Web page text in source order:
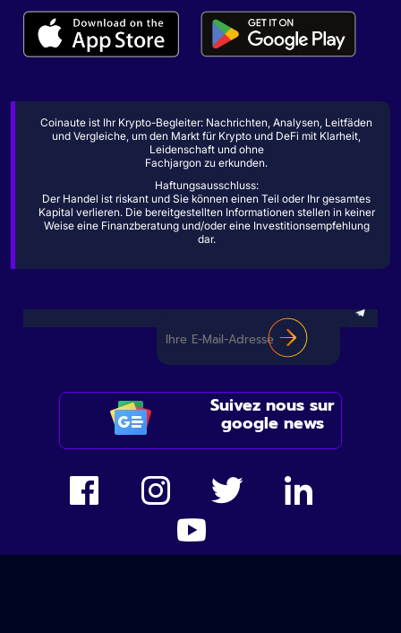
Coinaute ist Ihr Krypto-Begleiter: Nachrichten, Analysen, Leitfäden
und Vergleiche, um den Markt für Krypto und DeFi mit Klarheit,
Leidenschaft und ohne
Fachjargon zu erkunden.
Haftungsausschluss:
Der Handel ist riskant und Sie können einen Teil oder Ihr gesamtes
Kapital verlieren. Die bereitgestellten Informationen stellen in keiner
Weise eine Finanzberatung und/oder eine Investitionsempfehlung
dar.
Suivez nous sur
google news